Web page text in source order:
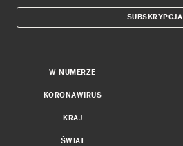
SUBSKRYPCJA
W NUMERZE
KORONAWIRUS
KRAJ
ŚWIAT